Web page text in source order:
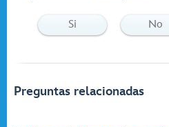
Si No
Preguntas relacionadas